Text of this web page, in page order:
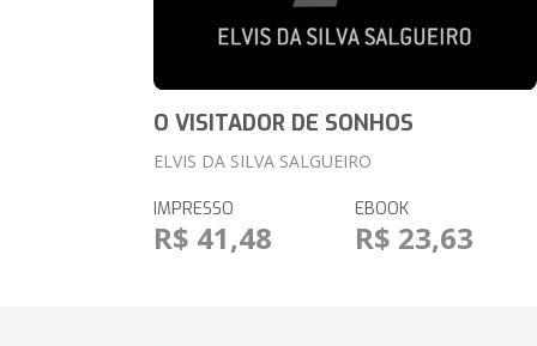
O VISITADOR DE SONHOS
ELVIS DA SILVA SALGUEIRO
IMPRESSO
R$ 41,48
EBOOK
R$ 23,63